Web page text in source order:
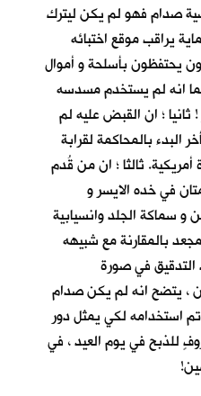
صدام فهو لم يكن ليترك
يراقب موقع اختبائه
يحتفظون بأسلحة و أموال
انه لم يستخدم مسدسه
ثانيا ؛ ان القبض عليه لم
بالمحاكمة لقرابة
ثالثا ؛ ان من قُدم
في خده الايسر و
و سماكة الجلد وانسيابية
بالمقارنة مع شبيهه
التدقيق في صورة
، يتضح انه لم يكن صدام
استخدامه لكي يمثل دور
للذبح في يوم العيد ، في